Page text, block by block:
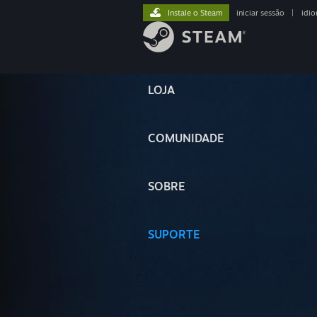
LOJA
COMUNIDADE
SOBRE
SUPORTE
Instale o Steam iniciar sessão